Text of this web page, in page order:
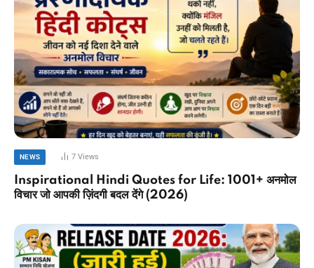
NEWS 7Views
Inspirational Hindi Quotes for Life: 1001+ अनमोल
विचार जो आपकी ज़िंदगी बदल देंगे (2026)